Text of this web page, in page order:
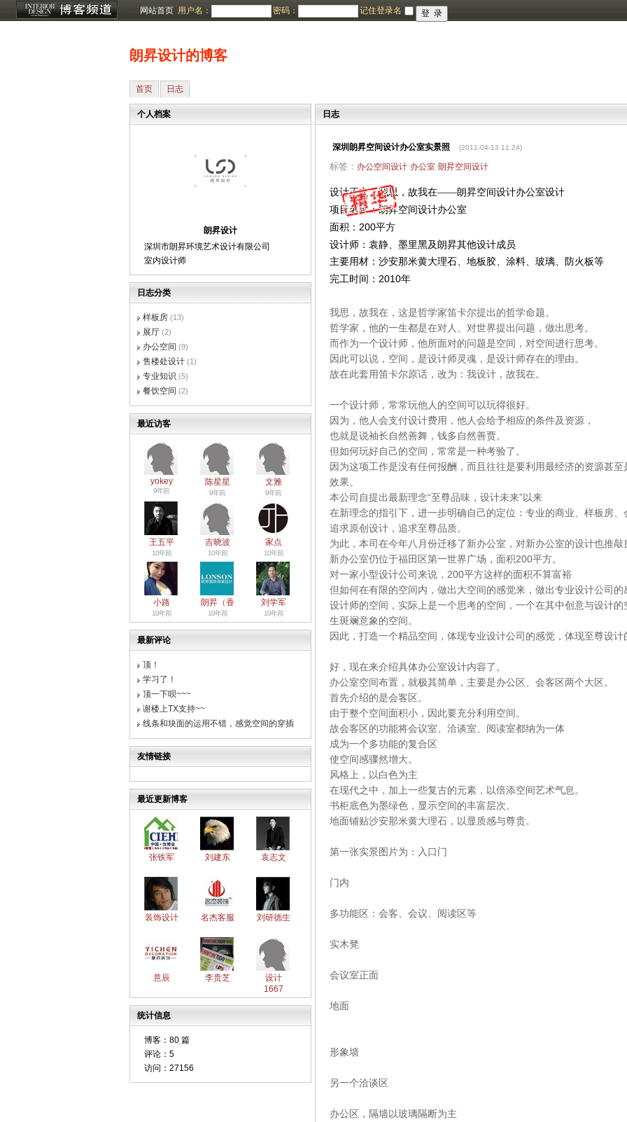
网站首页 用户名： 密码： 记住登录名
朗昇设计的博客
首页 日志
个人档案
朗昇设计
深圳市朗昇环境艺术设计有限公司
室内设计师
日志分类
样板房 (13)
展厅 (2)
办公空间 (9)
售楼处设计 (1)
专业知识 (5)
餐饮空间 (2)
最近访客
yokey
9年前
陈星星
9年前
文雅
9年前
王五平
10年前
吉晓波
10年前
家点
10年前
小路
10年前
朗昇（香
10年前
刘学军
10年前
最新评论
顶！
学习了！
顶一下呗~~~
谢楼上TX支持~~
线条和块面的运用不错，感觉空间的穿插
友情链接
最近更新博客
张铁军 刘建东 袁志文
装饰设计 名杰客服 刘研德生
意辰 李贵芝
设计
1667
统计信息
博客： 80 篇
评论： 5
访问： 27156
日志
深圳朗昇空间设计办公室实景照 (2011-04-13 11:24)
标签： 办公空间设计 办公室 朗昇空间设计
设计正文：我思，故我在——朗昇空间设计办公室设计
项目名称：朗昇空间设计办公室
面积： 200平方
设计师：袁静、墨里黑及朗昇其他设计成员
主要用材：沙安那米黄大理石、地板胶、涂料、玻璃、防火板等
完工时间： 2010年
我思，故我在，这是哲学家笛卡尔提出的哲学命题。
哲学家，他的一生都是在对人、对世界提出问题，做出思考。
而作为一个设计师，他所面对的问题是空间，对空间进行思考。
因此可以说，空间，是设计师灵魂，是设计师存在的理由。
故在此套用笛卡尔原话，改为：我设计，故我在。
一个设计师，常常玩他人的空间可以玩得很好。
因为，他人会支付设计费用，他人会给予相应的条件及资源，
也就是说袖长自然善舞，钱多自然善贾。
但如何玩好自己的空间，常常是一种考验了。
因为这项工作是没有任何报酬，而且往往是要利用最经济的资源甚
效果。
本公司自提出最新理念“至尊品味，设计未来”以来
在新理念的指引下，进一步明确自己的定位：专业的商业、样板房、
追求原创设计，追求至尊品质。
为此，本司在今年八月份迁移了新办公室，对新办公室的设计也推敲
新办公室仍位于福田区第一世界广场，面积200平方。
对一家小型设计公司来说，200平方这样的面积不算富裕
但如何在有限的空间内，做出大空间的感觉来，做出专业设计公司的
设计师的空间，实际上是一个思考的空间，一个在其中创意与设计
生斑斓意象的空间。
因此，打造一个精品空间，体现专业设计公司的感觉，体现至尊设计
好，现在来介绍具体办公室设计内容了。
办公室空间布置，就极其简单，主要是办公区、会客区两个大区。
首先介绍的是会客区。
由于整个空间面积小，因此要充分利用空间。
故会客区的功能将会议室、洽谈室、阅读室都纳为一体
成为一个多功能的复合区
使空间感骤然增大。
风格上，以白色为主
在现代之中，加上一些复古的元素，以倍添空间艺术气息。
书柜底色为墨绿色，显示空间的丰富层次。
地面铺贴沙安那米黄大理石，以显质感与尊贵。
第一张实景图片为：入口门
门内
多功能区：会客、会议、阅读区等
实木凳
会议室正面
地面
形象墙
另一个洽谈区
办公区，隔墙以玻璃隔断为主